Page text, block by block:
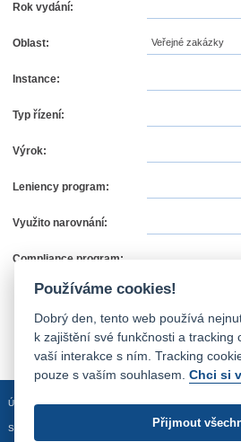
Rok vydání:
Oblast: Veřejné zakázky
Instance:
Typ řízení:
Výrok:
Leniency program:
Využito narovnání:
Compliance program:
Úvodní stránka Mapa stránek Prohlášení o
Sledujte nás:
Používáme cookies!
Dobrý den, tento web používá
k zajištění své funkčnosti a tracking
vaší interakce s ním. Tracking
pouze s vaším souhlasem.Chci si
Přijmout